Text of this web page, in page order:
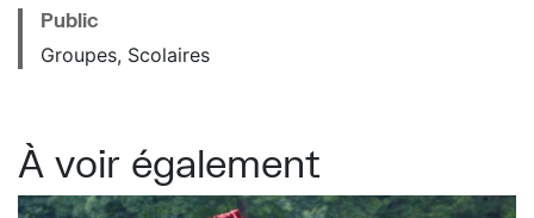
Public
Groupes, Scolaires
À voir également